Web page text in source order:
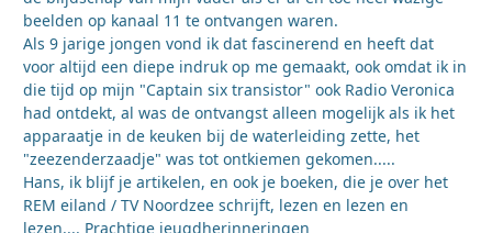
beelden op kanaal 11 te ontvangen waren.
Als 9 jarige jongen vond ik dat fascinerend en heeft dat
voor altijd een diepe indruk op me gemaakt, ook omdat ik in
die tijd op mijn "Captain six transistor" ook Radio Veronica
had ontdekt, al was de ontvangst alleen mogelijk als ik het
apparaatje in de keuken bij de waterleiding zette, het
"zeezenderzaadje" was tot ontkiemen gekomen.....
Hans, ik blijf je artikelen, en ook je boeken, die je over het
REM eiland / TV Noordzee schrijft, lezen en lezen en
lezen.... Prachtige jeugdherinneringen